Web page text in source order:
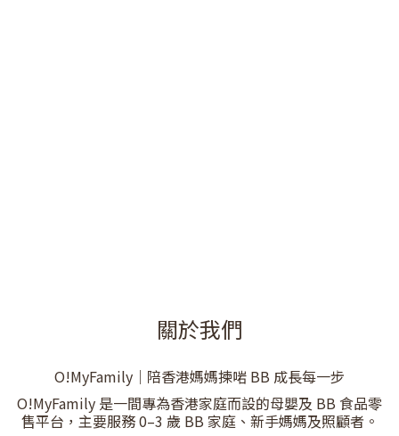
關於我們
O!MyFamily｜陪香港媽媽揀啱 BB 成長每一步
O!MyFamily 是一間專為香港家庭而設的母嬰及 BB 食品零
售平台，主要服務 0–3 歲 BB 家庭、新手媽媽及照顧者。